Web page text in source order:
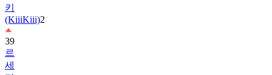
39
르
세
라
핌